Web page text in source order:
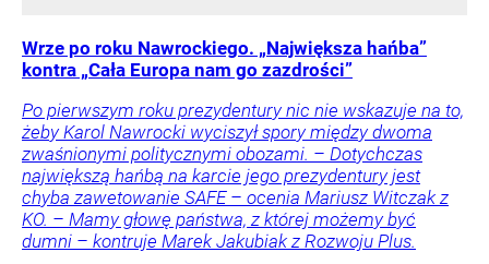
Wrze po roku Nawrockiego. „Największa hańba”
kontra „Cała Europa nam go zazdrości”
Po pierwszym roku prezydentury nic nie wskazuje na to,
żeby Karol Nawrocki wyciszył spory między dwoma
zwaśnionymi politycznymi obozami. – Dotychczas
największą hańbą na karcie jego prezydentury jest
chyba zawetowanie SAFE – ocenia Mariusz Witczak z
KO. – Mamy głowę państwa, z której możemy być
dumni – kontruje Marek Jakubiak z Rozwoju Plus.